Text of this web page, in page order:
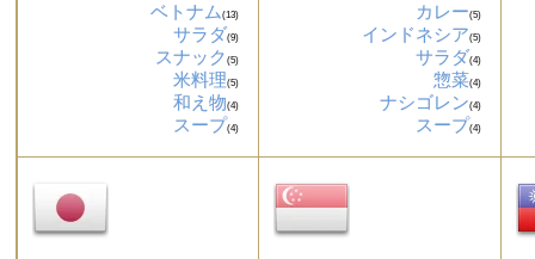
ベトナム(13)
サラダ(9)
スナック(5)
米料理(5)
和え物(4)
スープ(4)
カレー(5)
インドネシア(5)
サラダ(4)
惣菜(4)
ナシゴレン(4)
スープ(4)